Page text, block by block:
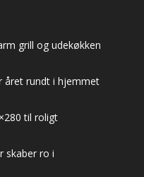
grill og udekøkken
året rundt i hjemmet
til roligt
skaber ro i